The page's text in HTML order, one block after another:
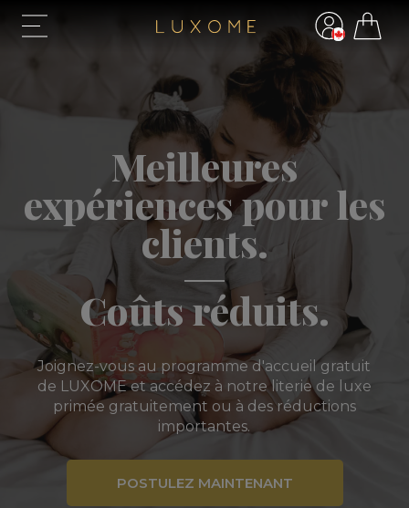
Meilleures
expériences pour les
clients.
Coûts réduits.
Joignez-vous au programme d'accueil gratuit
de LUXOME et accédez à notre literie de luxe
primée gratuitement ou à des réductions
importantes.
POSTULEZ MAINTENANT